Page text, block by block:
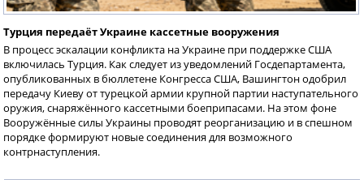
Турция передаёт Украине кассетные вооружения
В процесс эскалации конфликта на Украине при поддержке США
включилась Турция. Как следует из уведомлений Госдепартамента,
опубликованных в бюллетене Конгресса США, Вашингтон одобрил
передачу Киеву от турецкой армии крупной партии наступательного
оружия, снаряжённого кассетными боеприпасами. На этом фоне
Вооружённые силы Украины проводят реорганизацию и в спешном
порядке формируют новые соединения для возможного
контрнаступления.